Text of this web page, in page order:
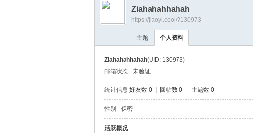
›
Ziahahahhahah
https://jiaoyi.cool/?130973
主题 个人资料
Ziahahahhahah(UID: 130973)
邮箱状态
未验证
统计信息 好友数 0 回帖数 0 主题数 0
性别 保密
活跃概况